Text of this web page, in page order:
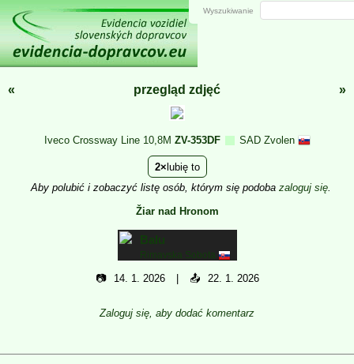
« przegląd zdjęć »
Iveco Crossway Line 10,8M ZV-353DF SAD Zvolen
2 lubię to
Aby polubić i zobaczyć listę osób, którym się podoba zaloguj się.
Žiar nad Hronom
Balu
Rimavska Sobota
📷 14. 1. 2026 📤 22. 1. 2026
Zaloguj się, aby dodać komentarz
Wyszukiwanie